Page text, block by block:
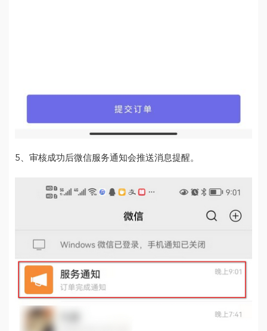
5、审核成功后微信服务通知会推送消息提醒。